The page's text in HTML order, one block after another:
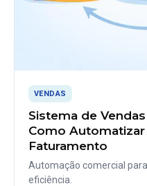
VENDAS
Sistema de
Como
Faturamento
Automação comercial
eficiência.